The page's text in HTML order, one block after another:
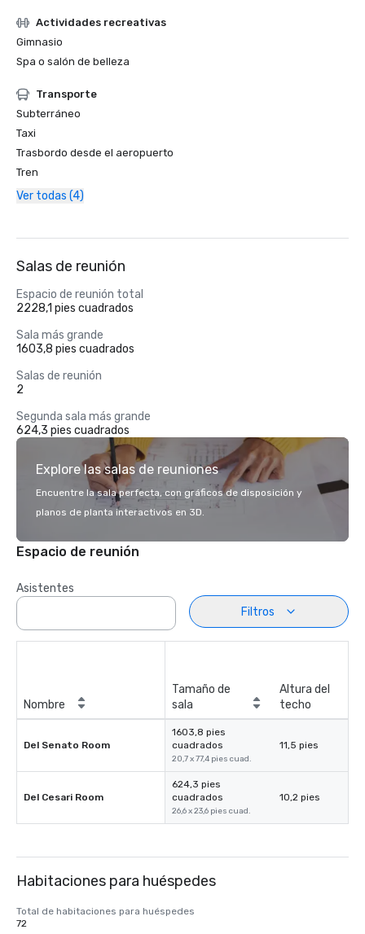
Actividades recreativas
Gimnasio
Spa o salón de belleza
Transporte
Subterráneo
Taxi
Trasbordo desde el aeropuerto
Tren
Ver todas (4)
Salas de reunión
Espacio de reunión total
2228,1 pies cuadrados
Sala más grande
1603,8 pies cuadrados
Salas de reunión
2
Segunda sala más grande
624,3 pies cuadrados
Explore las salas de reuniones
Encuentre la sala perfecta, con gráficos de disposición y
planos de planta interactivos en 3D.
Espacio de reunión
Asistentes
Filtros
Nombre
Tamaño de
sala
Altura del
techo
Del Senato Room
1603,8 pies
cuadrados
20,7 x 77,4 pies cuad.
11,5 pies
Del Cesari Room
624,3 pies
cuadrados
26,6 x 23,6 pies cuad.
10,2 pies
Habitaciones para huéspedes
Total de habitaciones para huéspedes
72